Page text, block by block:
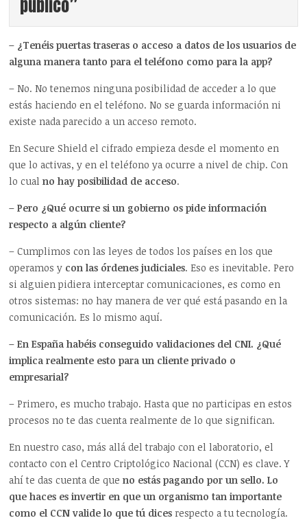
público”
– ¿Tenéis puertas traseras o acceso a datos de los usuarios de
alguna manera tanto para el teléfono como para la app?
– No. No tenemos ninguna posibilidad de acceder a lo que
estás haciendo en el teléfono. No se guarda información ni
existe nada parecido a un acceso remoto.
En Secure Shield el cifrado empieza desde el momento en
que lo activas, y en el teléfono ya ocurre a nivel de chip. Con
lo cualno hay posibilidad de acceso.
– Pero ¿Qué ocurre si un gobierno os pide información
respecto a algún cliente?
– Cumplimos con las leyes de todos los países en los que
operamos y con las órdenes judiciales. Eso es inevitable. Pero
si alguien pidiera interceptar comunicaciones, es como en
otros sistemas: no hay manera de ver qué está pasando en la
comunicación. Es lo mismo aquí.
– En España habéis conseguido validaciones del CNI. ¿Qué
implica realmente esto para un cliente privado o
empresarial?
– Primero, es mucho trabajo. Hasta que no participas en estos
procesos no te das cuenta realmente de lo que significan.
En nuestro caso, más allá del trabajo con el laboratorio, el
contacto con el Centro Criptológico Nacional (CCN) es clave. Y
ahí te das cuenta de queno estás pagando por un sello. Lo
que haces es invertir en que un organismo tan importante
como el CCN valide lo que tú dices respecto a tu tecnología.